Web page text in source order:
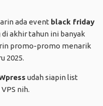
ada event black friday
di akhir tahun ini banyak
promo-promo menarik
2025.
udah siapin list
nih.